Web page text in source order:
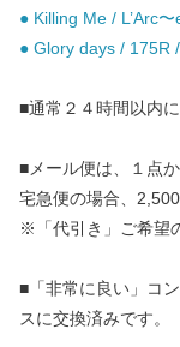
● Killing Me / L’Arc
● Glory days / 175R
■通常２４時間以内に
■メール便は、１点
宅急便の場合、
※「代引き」ご希望
■「非常に良い」コ
スに交換済みです。